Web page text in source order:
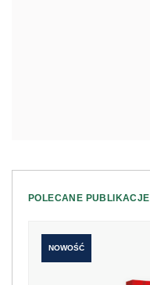
POLECANE PUBLIKACJE
NOWOŚĆ